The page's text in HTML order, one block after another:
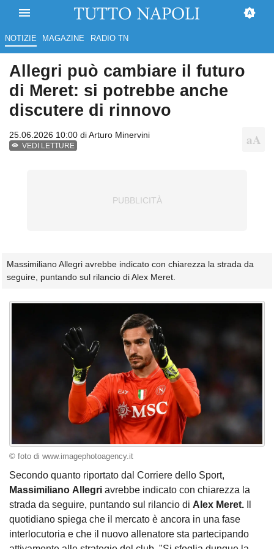
NOTIZIE MAGAZINE RADIO TN
Allegri può cambiare il futuro
di Meret: si potrebbe anche
discutere di rinnovo
25.06.2026 10:00 diArturo Minervini
VEDI LETTURE
Massimiliano Allegri avrebbe indicato con chiarezza la strada da
seguire, puntando sul rilancio di Alex Meret.
© foto di www.imagephotoagency.it
Secondo quanto riportato dal Corriere dello Sport,
Massimiliano Allegri avrebbe indicato con chiarezza la
strada da seguire, puntando sul rilancio di Alex Meret.
quotidiano spiega che il mercato è ancora in una fase
interlocutoria e che il nuovo allenatore sta partecipando